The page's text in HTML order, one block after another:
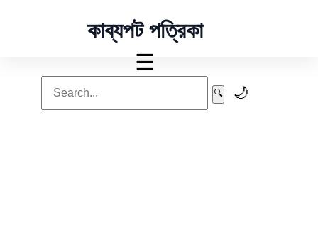
কাব্যপট পত্রিকা
☰
🔍 🌙